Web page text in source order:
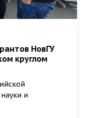
НовГУ
круглом
и